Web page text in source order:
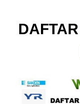
DAFTAR